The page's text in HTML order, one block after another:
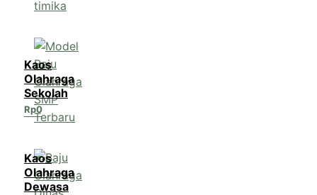
Kaos
Olahraga
Sekolah
Rp0
Kaos
Olahraga
Dewasa